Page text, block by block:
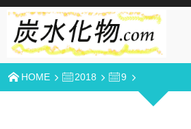
HOME 2018 9